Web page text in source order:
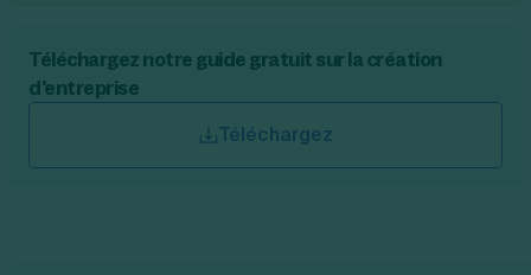
Téléchargez notre guide gratuit sur la création
d'entreprise
Téléchargez